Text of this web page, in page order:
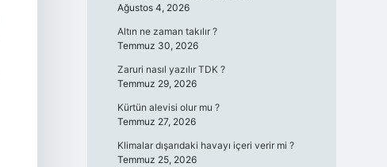
Ağustos 4, 2026
Altın ne zaman takılır ?
Temmuz 30, 2026
Zaruri nasıl yazılır TDK ?
Temmuz 29, 2026
Kürtün alevisi olur mu ?
Temmuz 27, 2026
Klimalar dışarıdaki havayı içeri verir mi ?
Temmuz 25, 2026